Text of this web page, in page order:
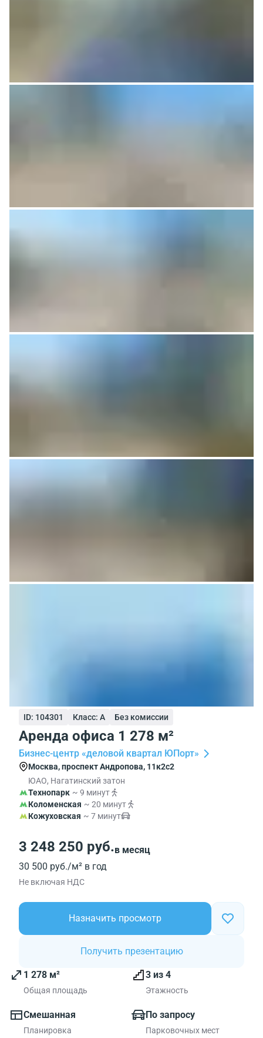
ID: 104301 Класс: A Без комиссии
Аренда офиса 1 278 м²
Бизнес-центр «деловой квартал ЮПорт»
Москва, проспект Андропова, 11к2с2
ЮАО, Нагатинский затон
Технопарк ~ 9 минут
Коломенская ~ 20 минут
Кожуховская ~ 7 минут
3 248 250 руб.в месяц
30 500 руб./м² в год
Не включая НДС
Назначить просмотр
Получить презентацию
1 278 м²
Общая площадь
3 из 4
Этажность
Смешанная
Планировка
По запросу
Парковочных мест